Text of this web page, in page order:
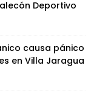
Deportivo
causa pánico
en Villa Jaragua